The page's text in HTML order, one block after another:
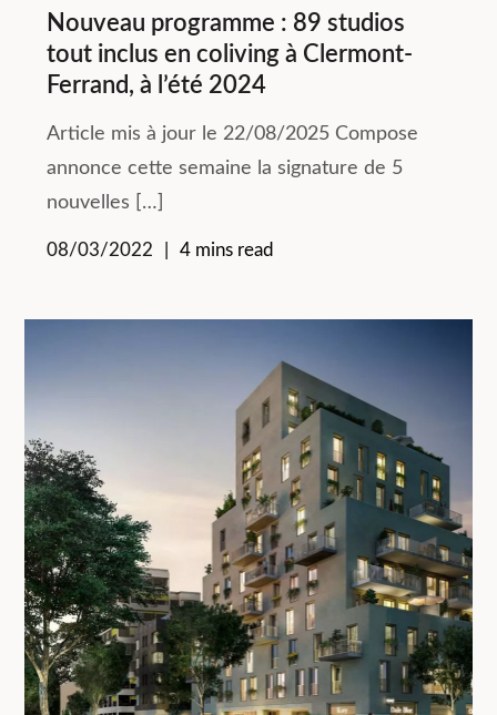
Nouveau programme : 89 studios
tout inclus en coliving à Clermont-
Ferrand, à l’été 2024
Article mis à jour le 22/08/2025 Compose
annonce cette semaine la signature de 5
nouvelles […]
08/03/2022 4 mins read